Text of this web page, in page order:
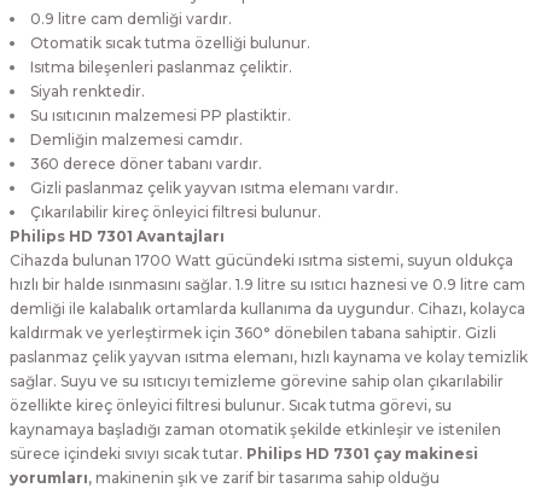
0.9 litre cam demliği vardır.
Otomatik sıcak tutma özelliği bulunur.
Isıtma bileşenleri paslanmaz çeliktir.
Siyah renktedir.
Su ısıtıcının malzemesi PP plastiktir.
Demliğin malzemesi camdır.
360 derece döner tabanı vardır.
Gizli paslanmaz çelik yayvan ısıtma elemanı vardır.
Çıkarılabilir kireç önleyici filtresi bulunur.
Philips HD 7301 Avantajları
Cihazda bulunan 1700 Watt gücündeki ısıtma sistemi, suyun oldukça
hızlı bir halde ısınmasını sağlar. 1.9 litre su ısıtıcı haznesi ve 0.9 litre cam
demliği ile kalabalık ortamlarda kullanıma da uygundur. Cihazı, kolayca
kaldırmak ve yerleştirmek için 360° dönebilen tabana sahiptir. Gizli
paslanmaz çelik yayvan ısıtma elemanı, hızlı kaynama ve kolay temizlik
sağlar. Suyu ve su ısıtıcıyı temizleme görevine sahip olan çıkarılabilir
özellikte kireç önleyici filtresi bulunur. Sıcak tutma görevi, su
kaynamaya başladığı zaman otomatik şekilde etkinleşir ve istenilen
sürece içindeki sıvıyı sıcak tutar. Philips HD 7301 çay makinesi
yorumları, makinenin şık ve zarif bir tasarıma sahip olduğu